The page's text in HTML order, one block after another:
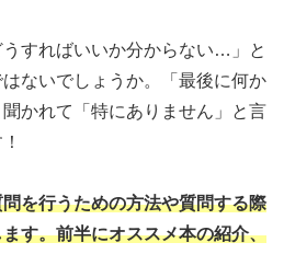
うすればいいか分からない…」と
ないでしょうか。「最後に何か
かれて「特にありません」と言
を行うための方法や質問する際
す。前半にオススメ本の紹介、